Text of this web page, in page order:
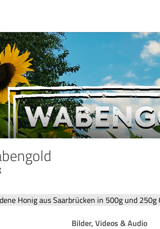
Honig aus Saarbrücken in 500g und 250g
Bilder, Videos & Audio